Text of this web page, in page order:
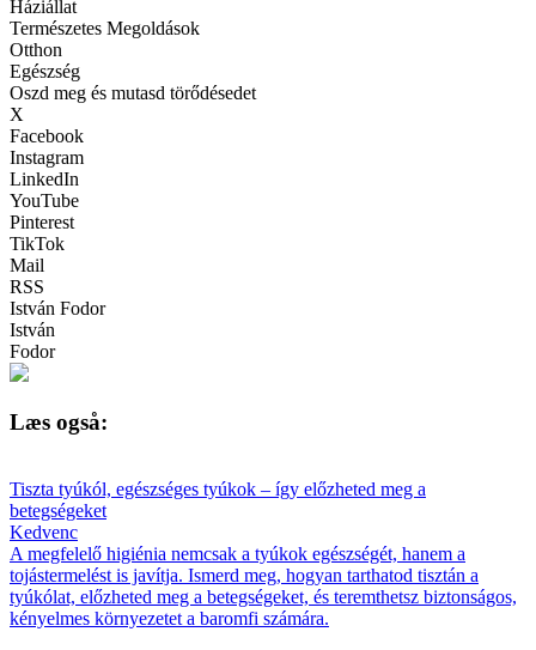
Háziállat
Természetes Megoldások
Otthon
Egészség
Oszd meg és mutasd törődésedet
X
Facebook
Instagram
LinkedIn
YouTube
Pinterest
TikTok
Mail
RSS
István Fodor
István
Fodor
Læs også:
Tiszta tyúkól, egészséges tyúkok – így előzheted meg a
betegségeket
Kedvenc
A megfelelő higiénia nemcsak a tyúkok egészségét, hanem a
tojástermelést is javítja. Ismerd meg, hogyan tarthatod tisztán a
tyúkólat, előzheted meg a betegségeket, és teremthetsz biztonságos,
kényelmes környezetet a baromfi számára.